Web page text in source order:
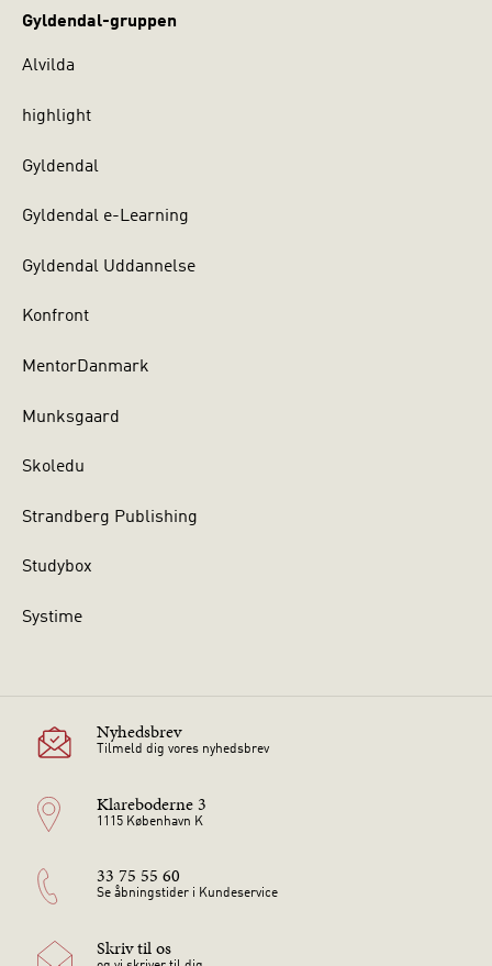
Gyldendal-gruppen
Alvilda
highlight
Gyldendal
Gyldendal e-Learning
Gyldendal Uddannelse
Konfront
MentorDanmark
Munksgaard
Skoledu
Strandberg Publishing
Studybox
Systime
Nyhedsbrev
Tilmeld dig vores nyhedsbrev
Klareboderne 3
1115 København K
33 75 55 60
Se åbningstider i Kundeservice
Skriv til os